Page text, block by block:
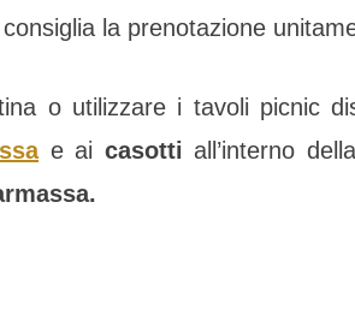
la prenotazione
o utilizzare i tavoli picnic
e ai casotti all’interno
.